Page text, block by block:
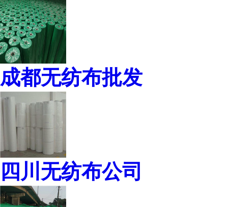
成都无纺布批发
四川无纺布公司